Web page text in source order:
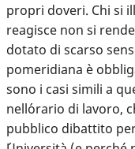
propri doveri. Chi si
reagisce non si
dotato di scarso
pomeridiana è
sono i casi simili a
nell´orario di lavoro,
pubblico dibattito